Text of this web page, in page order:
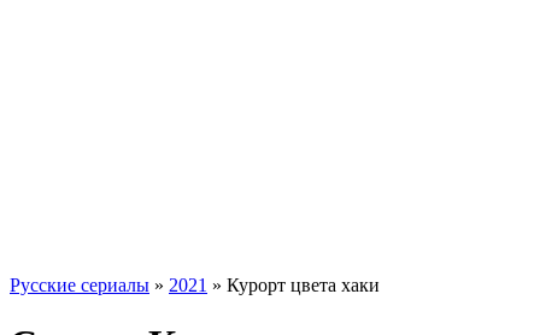
Русские сериалы » 2021 » Курорт цвета хаки